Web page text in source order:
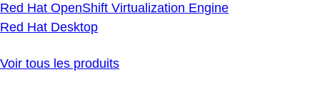
Red Hat OpenShift Virtualization Engine
Red Hat Desktop
Voir tous les produits